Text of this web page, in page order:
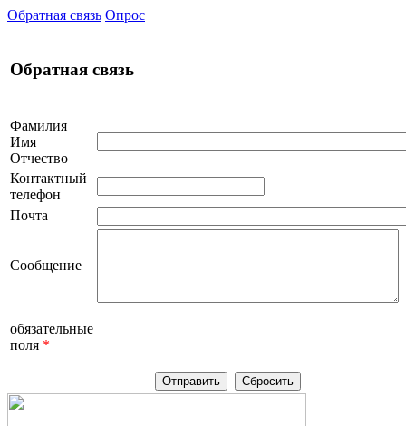
Обратная связь Опрос
Обратная связь
Фамилия
Имя
Отчество
Контактный
телефон
Почта
Сообщение
обязательные
поля *